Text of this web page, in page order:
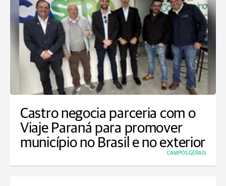
Castro negocia parceria com o
Viaje Paraná para promover
município no Brasil e no exterior
CAMPOS GERAIS